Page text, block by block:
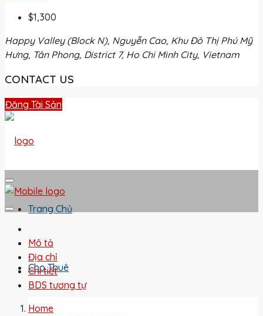
$1,300
Happy Valley (Block N), Nguyễn Cao, Khu Đô Thị Phú Mỹ
Hưng, Tân Phong, District 7, Ho Chi Minh City, Vietnam
CONTACT US
Đăng Tài Sản
Trang Chủ
Cho Thuê
Mô tả
Địa chỉ
Chi tiết
BDS tương tự
Home